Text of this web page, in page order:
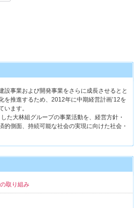
事業および開発事業をさらに成長させるとと
を推進するため、2012年に中期経営計画’12を
います。
た大林組グループの事業活動を、経営方針・
側面、持続可能な社会の実現に向けた社会・
取り組み